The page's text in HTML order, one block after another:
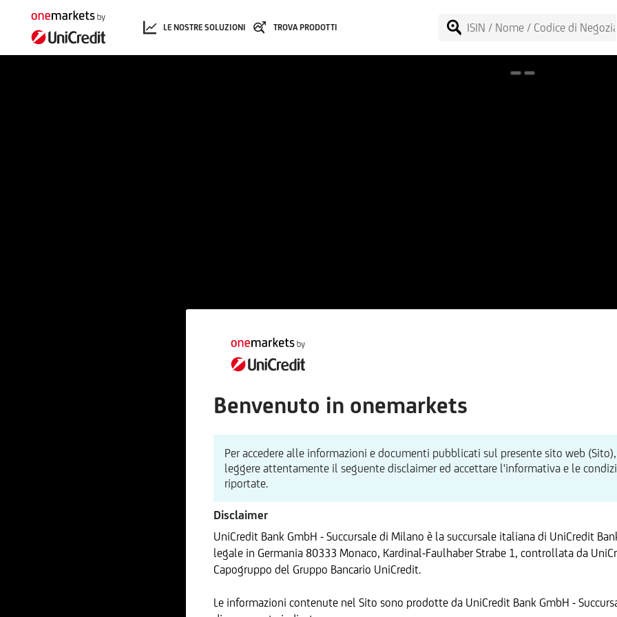
LE NOSTRE SOLUZIONI TROVA PRODOTTI
Benvenuto in onemarkets
Per accedere alle informazioni e documenti pubblicati sul presente sito web
leggere attentamente il seguente disclaimer ed accettare l'informativa e le
riportate.
Disclaimer
UniCredit Bank GmbH - Succursale di Milano è la succursale italiana di UniCredit
legale in Germania 80333 Monaco, Kardinal-Faulhaber Strabe 1, controllata da
Capogruppo del Gruppo Bancario UniCredit.
Le informazioni contenute nel Sito sono prodotte da UniCredit Bank GmbH -